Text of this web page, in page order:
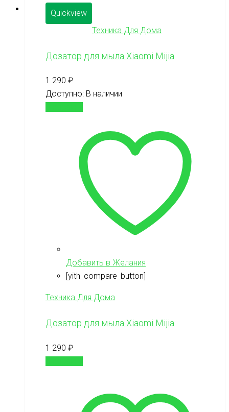
Quickview
Техника Для Дома
Дозатор для мыла Xiaomi Mijia
1 290 ₽
Доступно: В наличии
Добавить в Желания
[yith_compare_button]
Техника Для Дома
Дозатор для мыла Xiaomi Mijia
1 290 ₽